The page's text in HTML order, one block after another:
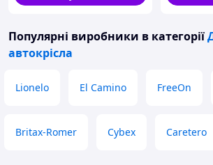
Умови доставки
УкрПошта
Точка видачі Rozetka
Популярні виробники в категорії
автокрісла
Lionelo El Camino FreeOn
Britax-Romer Cybex Caretero